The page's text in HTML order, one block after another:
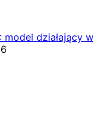
model działający